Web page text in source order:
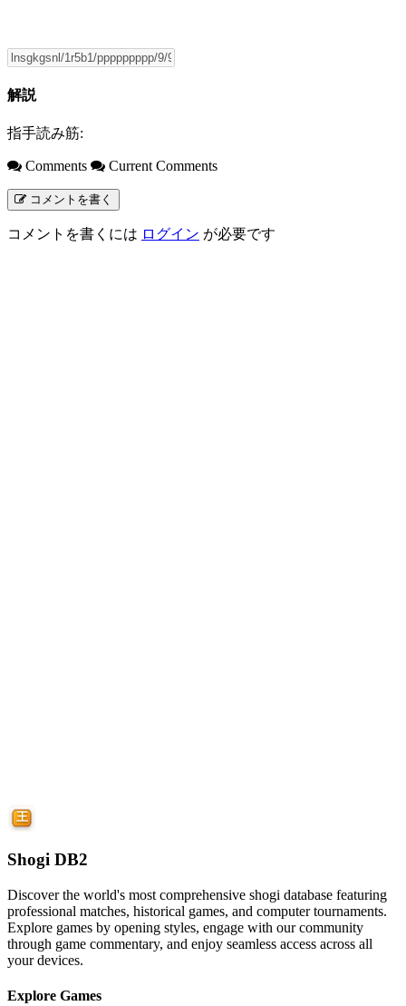
解説
指手読み筋:
Comments Current Comments
コメントを書く
コメントを書くには ログイン が必要です
Shogi DB2
Discover the world's most comprehensive shogi database featuring
professional matches, historical games, and computer tournaments.
Explore games by opening styles, engage with our community
through game commentary, and enjoy seamless access across all
your devices.
Explore Games